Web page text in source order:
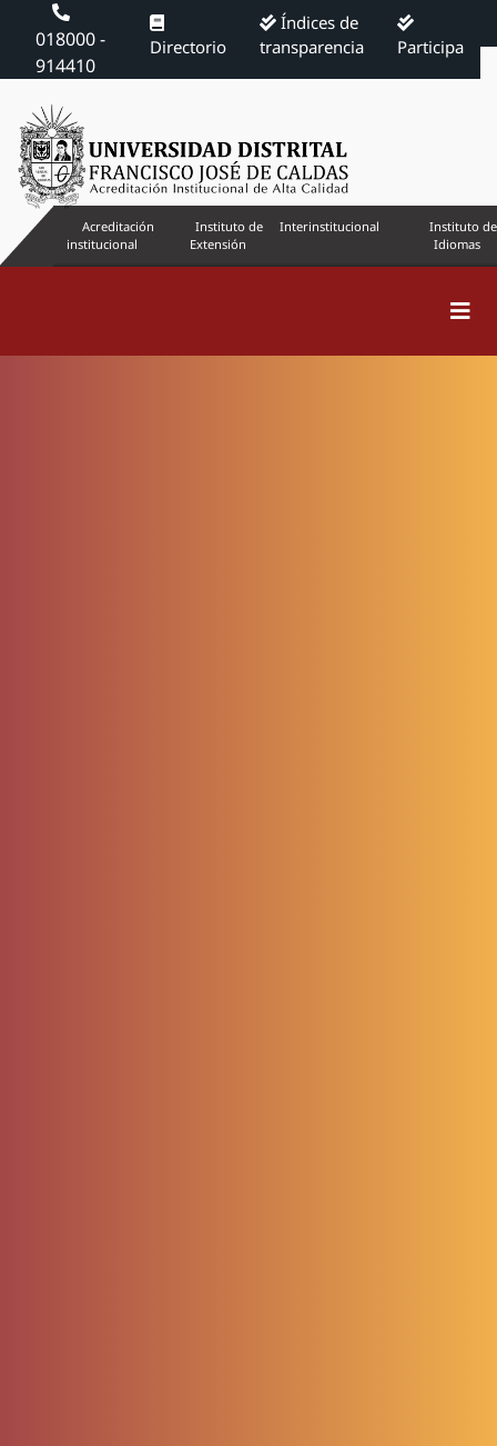
018000 -
914410
Directorio
Índices de
transparencia
Participa
Acreditación
institucional
Instituto de
Extensión
Interinstitucional
Instituto de
Idiomas